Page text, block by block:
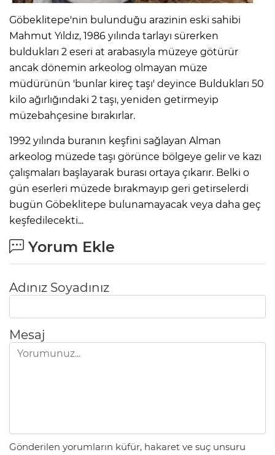
Göbeklitepe'nin bulunduğu arazinin eski sahibi
Mahmut Yıldız, 1986 yılında tarlayı sürerken
buldukları 2 eseri at arabasıyla müzeye götürür
ancak dönemin arkeolog olmayan müze
müdürünün 'bunlar kireç taşı' deyince Buldukları 50
kilo ağırlığındaki 2 taşı, yeniden getirmeyip
müzebahçesine bırakırlar.
1992 yılında buranın keşfini sağlayan Alman
arkeolog müzede taşı görünce bölgeye gelir ve kazı
çalışmaları başlayarak burası ortaya çıkarır. Belki o
gün eserleri müzede bırakmayıp geri getirselerdi
bugün Göbeklitepe bulunamayacak veya daha geç
keşfedilecekti...
Yorum Ekle
Adınız Soyadınız
Mesaj
Gönderilen yorumların küfür, hakaret ve suç unsuru